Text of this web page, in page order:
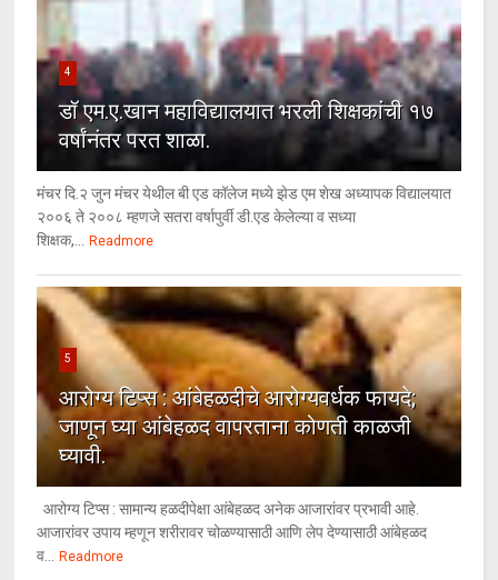
4
डॉ एम.ए.खान महाविद्यालयात भरली शिक्षकांची १७
वर्षांनंतर परत शाळा.
मंचर दि.२ जुन मंचर येथील बी एड कॉलेज मध्ये झेड एम शेख अध्यापक विद्यालयात
२००६ ते २००८ म्हणजे सतरा वर्षापुर्वी डी.एड केलेल्या व सध्या
शिक्षक,... Readmore
5
आरोग्य टिप्स : आंबेहळदीचे आरोग्यवर्धक फायदे;
जाणून घ्या आंबेहळद वापरताना कोणती काळजी
घ्यावी.
आरोग्य टिप्स : सामान्य हळदीपेक्षा आंबेहळद अनेक आजारांवर प्रभावी आहे.
आजारांवर उपाय म्हणून शरीरावर चोळण्यासाठी आणि लेप देण्यासाठी आंबेहळद
व... Readmore